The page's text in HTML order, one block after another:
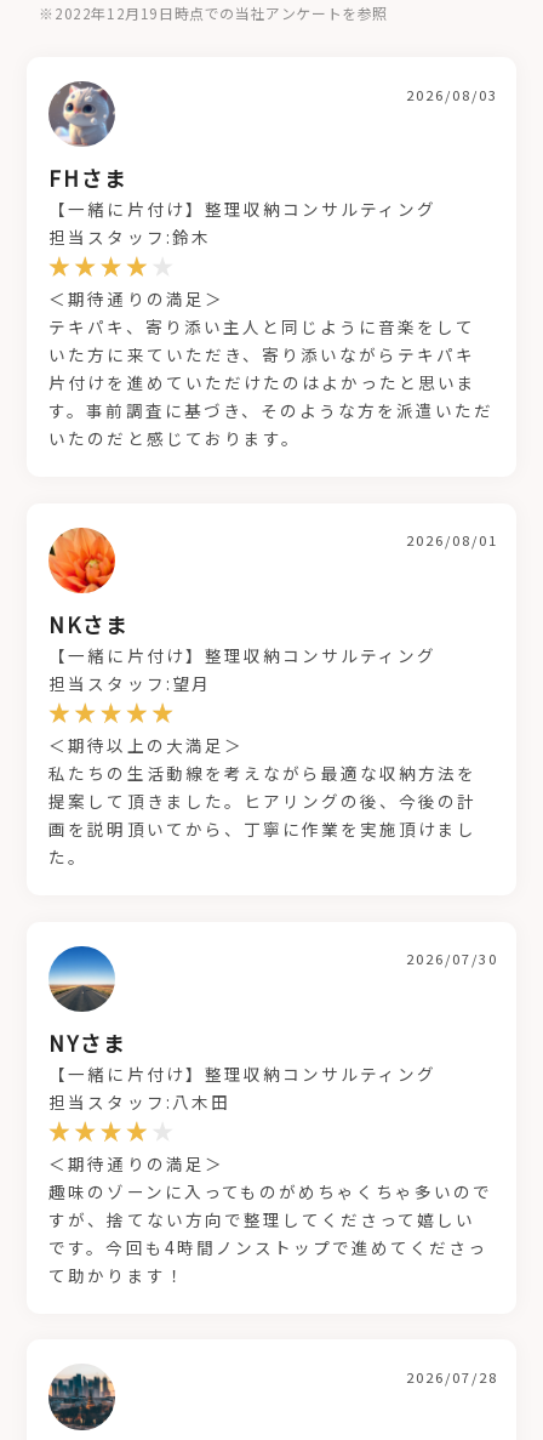
※2022年12月19日時点での当社アンケートを参照
FHさま
2026/08/03
【一緒に片付け】整理収納コンサルティング
担当スタッフ:鈴木
＜期待通りの満足＞
テキパキ、寄り添い主人と同じように音楽をして
いた方に来ていただき、寄り添いながらテキパキ
片付けを進めていただけたのはよかったと思いま
す。事前調査に基づき、そのような方を派遣いただ
いたのだと感じております。
NKさま
2026/08/01
【一緒に片付け】整理収納コンサルティング
担当スタッフ:望月
＜期待以上の大満足＞
私たちの生活動線を考えながら最適な収納方法を
提案して頂きました。ヒアリングの後、今後の計
画を説明頂いてから、丁寧に作業を実施頂けまし
た。
NYさま
2026/07/30
【一緒に片付け】整理収納コンサルティング
担当スタッフ:八木田
＜期待通りの満足＞
趣味のゾーンに入ってものがめちゃくちゃ多いので
すが、捨てない方向で整理してくださって嬉しい
です。今回も4時間ノンストップで進めてくださっ
て助かります！
2026/07/28